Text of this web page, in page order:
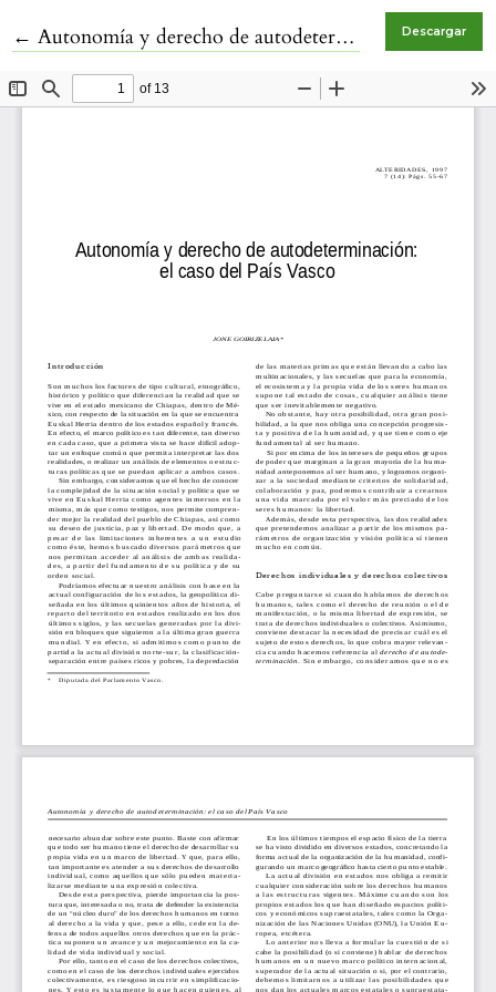
←Volver a los detalles del artículo
Autonomía y derecho de autodeterminación: el caso del País Vasco Descargar